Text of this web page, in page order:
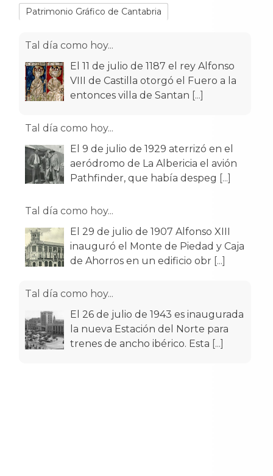
Patrimonio Gráfico de Cantabria
Tal día como hoy...
El 11 de julio de 1187 el rey Alfonso
VIII de Castilla otorgó el Fuero a la
entonces villa de Santan [...]
Tal día como hoy...
El 9 de julio de 1929 aterrizó en el
aeródromo de La Albericia el avión
Pathfinder, que había despeg [...]
Tal día como hoy...
El 29 de julio de 1907 Alfonso XIII
inauguró el Monte de Piedad y Caja
de Ahorros en un edificio obr [...]
Tal día como hoy...
El 26 de julio de 1943 es inaugurada
la nueva Estación del Norte para
trenes de ancho ibérico. Esta [...]